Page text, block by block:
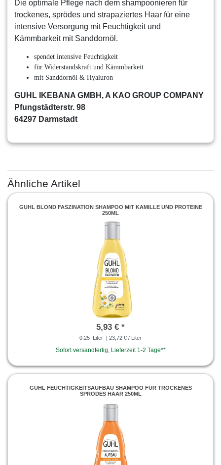
Die optimale Pflege nach dem shampoonieren für
trockenes, sprödes und strapaziertes Haar für eine
intensive Versorgung mit Feuchtigkeit und
Kämmbarkeit mit Sanddornöl.
spendet intensive Feuchtigkeit
für Widerstandskraft und Kämmbarkeit
mit Sanddornöl & Hyaluron
GUHL IKEBANA GMBH, A KAO GROUP COMPANY
Pfungstädterstr. 98
64297 Darmstadt
Ähnliche Artikel
GUHL BLOND FASZINATION SHAMPOO MIT KAMILLE UND PROTEINE
250ML
5,93 € *
0.25 Liter | 23,72 € / Liter
Sofort versandfertig, Lieferzeit 1-2 Tage**
GUHL FEUCHTIGKEITSAUFBAU SHAMPOO FÜR TROCKENES
SPRÖDES HAAR 250ML